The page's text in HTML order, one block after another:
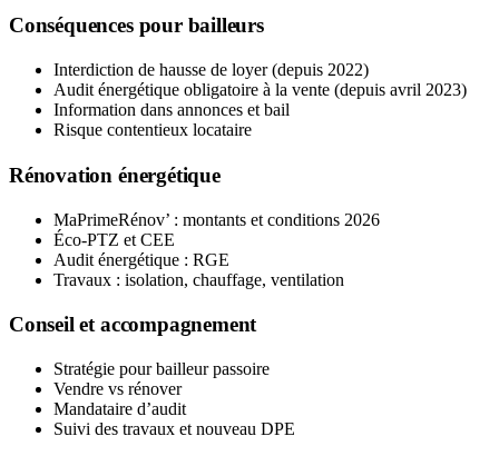
Conséquences pour bailleurs
Interdiction de hausse de loyer (depuis 2022)
Audit énergétique obligatoire à la vente (depuis avril 2023)
Information dans annonces et bail
Risque contentieux locataire
Rénovation énergétique
MaPrimeRénov’ : montants et conditions 2026
Éco-PTZ et CEE
Audit énergétique : RGE
Travaux : isolation, chauffage, ventilation
Conseil et accompagnement
Stratégie pour bailleur passoire
Vendre vs rénover
Mandataire d’audit
Suivi des travaux et nouveau DPE